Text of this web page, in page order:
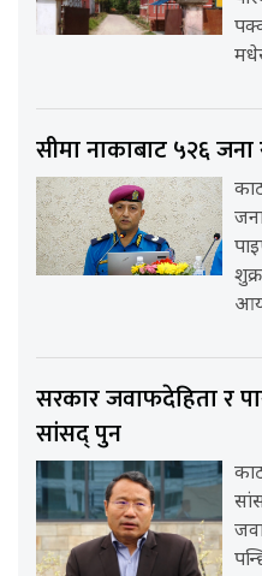
सीमा नाकाबाट ५२६ जना
सरकार जवाफदेहिता र
सांसद् पुन